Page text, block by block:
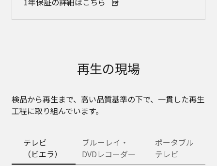
再生の現場
検品から再生まで、高い品質基準の下で、一貫した再生
工程に取り組んでいます。
テレビ
（ビエラ）
ブルーレイ・
DVDレコーダー
ポータブル
テレビ